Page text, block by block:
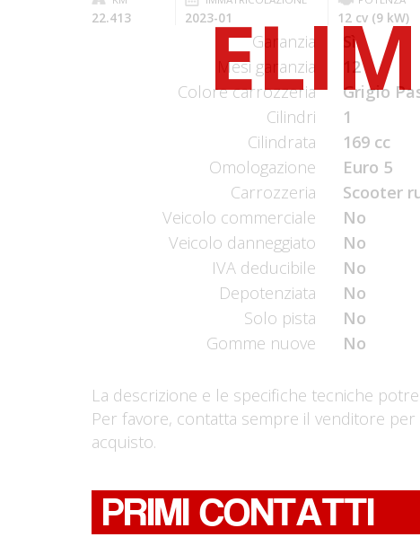
22.413 2023-01 12 cv (9 kW)
Garanzia
Sì
Mesi garanzia
12
Colore carrozzeria
Grigio
Cilindri
1
Cilindrata
169 cc
Omologazione
Euro 5
Carrozzeria
Scooter
Veicolo commerciale
No
Veicolo danneggiato
No
IVA deducibile
No
Depotenziata
No
Solo pista
No
Gomme nuove
No
La descrizione e le specifiche tecniche
Per favore, contatta sempre il venditore
acquisto.
PRIMI CONTATTI